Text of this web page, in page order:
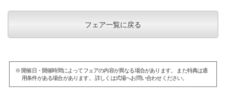
フェア一覧に戻る
※ 開催日・開催時間によってフェアの内容が異なる場合があります。 また特典は適
用条件がある場合があります。 詳しくは式場へお問い合わせください。